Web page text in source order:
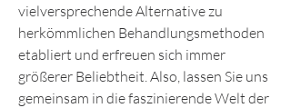
vielversprechende Alternative zu
herkömmlichen Behandlungsmethoden
etabliert und erfreuen sich immer
größerer Beliebtheit. Also, lassen Sie uns
gemeinsam in die faszinierende Welt der